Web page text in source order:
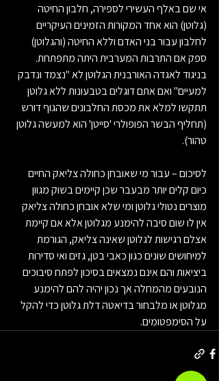
אי שם באלף העשירי לספירה, חלבון החיטה
(גלוטן) הוא אחד המקורות הזמינים העיקריים
לחלבון עבור בני האדם וללא החיטה (והגלוטן)
ספק אם התרבות המערבית היתה מתפתחת.
בניגוד לאגדה האורבנית הגלוטן לא "נצמד ונדבק
למעיים" ואם אתם דוגלים בטבעונות ללא גלוטן
תתקשו למלא את מכסת החלבונים שהגוף דורש
(תחליף הבשר הפופולרי 'סייטן' הוא למעשה גלוטן
טהור).
לסיכום – עבור מי שאובחן כחולה צליאק החיים
כיום קלים יותר מבעבר שכן קיימים בשוק מגוון
מוצרים נטולי גלוטן ומי שלא אובחן כחולה צליאק
אין לו שום סיבה להימנע מגלוטן אלא אם קיימת
אצלם רגישות לגלוטן שאינה צליאק, הגורמת
למיחושים שונים כגון כאבי בטן, גזים ואי סדירות
ביציאות והם אינם נמצאים בסיכון לפתח סיבוכים
הנובעים מהמחלה אך נכון יהיה להם להימנע
מגלוטן או מלבחור בדיאטה דלת גלוטן כדי להקל
על הסימפטומים.